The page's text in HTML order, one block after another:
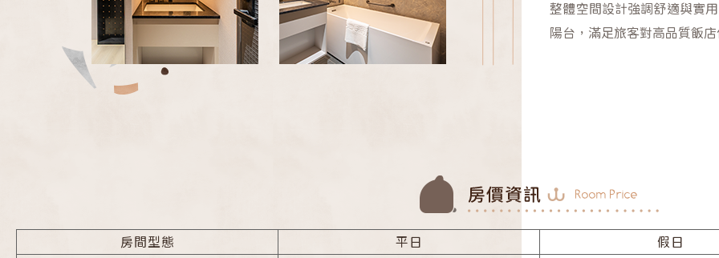
整體空間設計強調舒適與實
陽台，滿足旅客對高品質飯
房間型態 平日
假日